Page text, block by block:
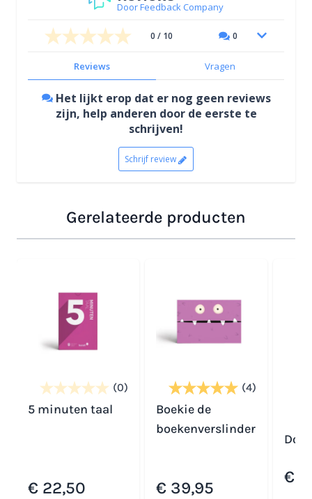
Door Feedback Company
0 / 10 0
Reviews Vragen
Het lijkt erop dat er nog geen reviews
zijn, help anderen door de eerste te
schrijven!
Schrijf review
Gerelateerde producten
(0)
5 minuten taal
€ 22,50
(4)
Boekie de
boekenverslinder
€ 39,95
€